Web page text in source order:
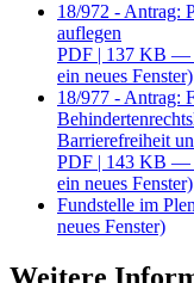
18/972 - Antrag:
auflegen
PDF | 137 KB —
ein neues Fenster)
18/977 - Antrag:
Barrierefreiheit
PDF | 143 KB —
ein neues Fenster)
Fundstelle im
neues Fenster)